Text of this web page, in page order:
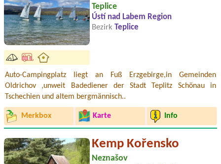
Teplice
Ústí nad Labem Region
Bezirk
Teplice
Auto-Campingplatz liegt an Fuß Erzgebirge,in Gemeinden
Oldrichov ,unweit Badediener der Stadt Teplitz Schönau in
Tschechien und altem bergmännisch..
Merkbox Karte Info
Kemp Kořensko
Neznašov